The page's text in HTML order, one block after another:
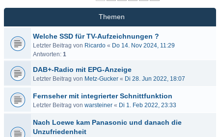
Themen
Welche SSD für TV-Aufzeichnungen ?
Letzter Beitrag von Ricardo « Do 14. Nov 2024, 11:29
Antworten: 1
DAB+-Radio mit EPG-Anzeige
Letzter Beitrag von Metz-Gucker « Di 28. Jun 2022, 18:07
Fernseher mit integrierter Schnittfunktion
Letzter Beitrag von warsteiner « Di 1. Feb 2022, 23:33
Nach Loewe kam Panasonic und danach die
Unzufriedenheit